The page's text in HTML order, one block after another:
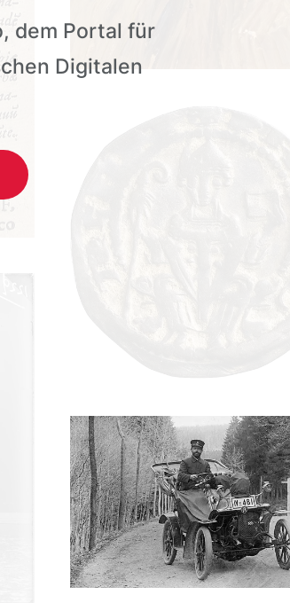
dem Portal für
Digitalen